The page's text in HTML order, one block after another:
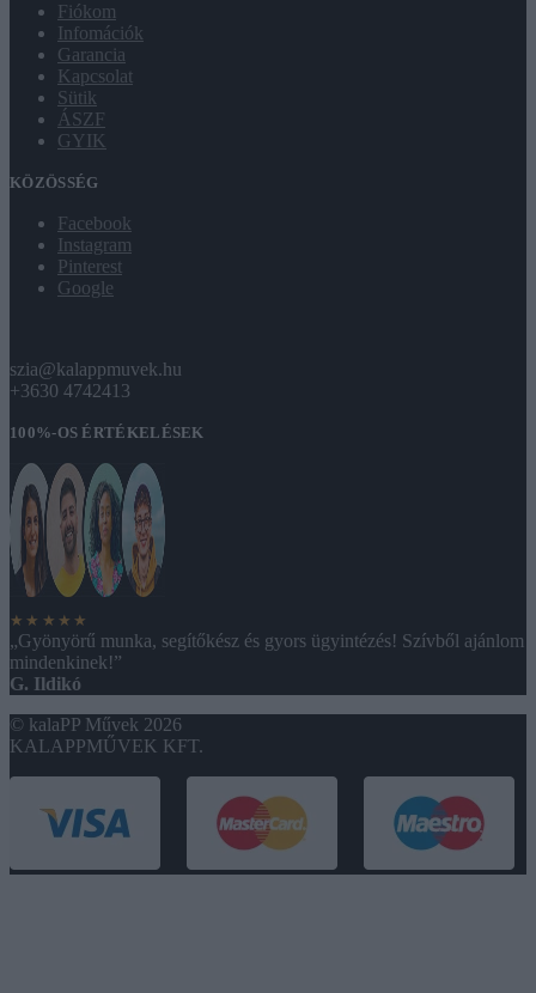
Fiókom
Infomációk
Garancia
Kapcsolat
Sütik
ÁSZF
GYIK
KÖZÖSSÉG
Facebook
Instagram
Pinterest
Google
szia@kalappmuvek.hu
+3630 4742413
100%-OS ÉRTÉKELÉSEK
★★★★★
„Gyönyörű munka, segítőkész és gyors ügyintézés! Szívből ajánlom
mindenkinek!”
G. Ildikó
© kalaPP Művek 2026
KALAPPMŰVEK KFT.